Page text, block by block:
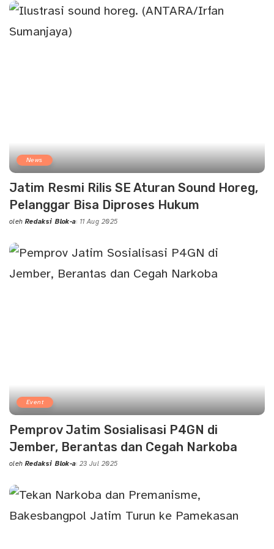
News
Jatim Resmi Rilis SE Aturan Sound Horeg,
Pelanggar Bisa Diproses Hukum
Posted
oleh Redaksi Blok-a 11 Aug 2025
Event
Pemprov Jatim Sosialisasi P4GN di
Jember, Berantas dan Cegah Narkoba
Posted
oleh Redaksi Blok-a 23 Jul 2025